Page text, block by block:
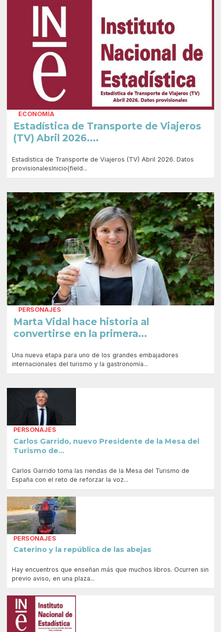
ECONOMÍA
Estadística de Transporte de Viajeros
(TV) Abril 2026....
Estadística de Transporte de Viajeros (TV) Abril 2026. Datos
provisionalesInicio{field...
PERSONAJES
Marta Vidal hace historia al
convertirse en la primera...
Una nueva etapa para uno de los grandes embajadores
internacionales del turismo y la gastronomía...
PERSONAJES
Carlos Garrido, nuevo Presidente de la Mesa del
Turismo de...
Carlos Garrido toma las riendas de la Mesa del Turismo de
España con el reto de reforzar la voz...
PERSONAJES
Caterino y la república de las abejas
Hay encuentros que enseñan más que muchos libros. Ocurren sin
previo aviso, en una plaza...